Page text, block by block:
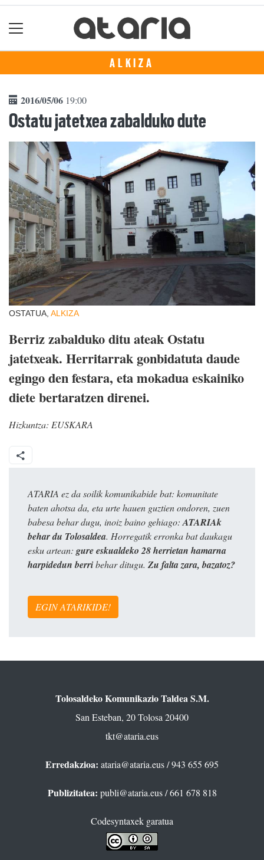
ALKIZA
2016/05/06 19:00
Ostatu jatetxea zabalduko dute
OSTATUA, ALKIZA
Berriz zabalduko ditu ateak Ostatu
jatetxeak. Herritarrak gonbidatuta daude
egingo den festara, eta mokadua eskainiko
diete bertaratzen direnei.
Hizkuntza: EUSKARA
ATARIA ez da soilik komunikabide bat: komunitate
baten ahotsa da, eta urte hauen guztien ondoren, zuen
babesa behar dugu, inoiz baino gehiago: ATARIAk
behar du Tolosaldea. Horregatik erronka bat daukagu
esku artean: gure eskualdeko 28 herrietan hamarna
harpidedun berribehar ditugu. Zu falta zara, bazatoz?
EGIN ATARIKIDE!
Tolosaldeko Komunikazio Taldea S.M.
San Esteban, 20 Tolosa 20400
tkt@ataria.eus
Erredakzioa: ataria@ataria.eus/ 943 655 695
Publizitatea: publi@ataria.eus/ 661 678 818
Codesyntaxek garatua